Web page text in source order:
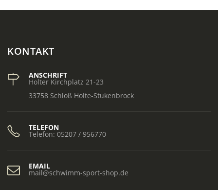
KONTAKT
ANSCHRIFT
Holter Kirchplatz 21-23
33758 Schloß Holte-Stukenbrock
TELEFON
Telefon: 05207 / 956770
EMAIL
mail@schwimm-sport-shop.de